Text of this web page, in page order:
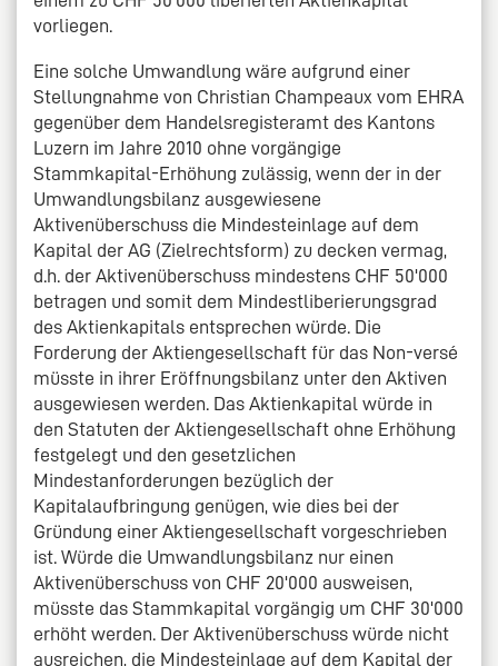
vorliegen.
Eine solche Umwandlung wäre aufgrund einer
Stellungnahme von Christian Champeaux vom EHRA
gegenüber dem Handelsregisteramt des Kantons
Luzern im Jahre 2010 ohne vorgängige
Stammkapital-Erhöhung zulässig, wenn der in der
Umwandlungsbilanz ausgewiesene
Aktivenüberschuss die Mindesteinlage auf dem
Kapital der AG (Zielrechtsform) zu decken vermag,
d.h. der Aktivenüberschuss mindestens CHF 50'000
betragen und somit dem Mindestliberierungsgrad
des Aktienkapitals entsprechen würde. Die
Forderung der Aktiengesellschaft für das Non-versé
müsste in ihrer Eröffnungsbilanz unter den Aktiven
ausgewiesen werden. Das Aktienkapital würde in
den Statuten der Aktiengesellschaft ohne Erhöhung
festgelegt und den gesetzlichen
Mindestanforderungen bezüglich der
Kapitalaufbringung genügen, wie dies bei der
Gründung einer Aktiengesellschaft vorgeschrieben
ist. Würde die Umwandlungsbilanz nur einen
Aktivenüberschuss von CHF 20'000 ausweisen,
müsste das Stammkapital vorgängig um CHF 30'000
erhöht werden. Der Aktivenüberschuss würde nicht
ausreichen, die Mindesteinlage auf dem Kapital der